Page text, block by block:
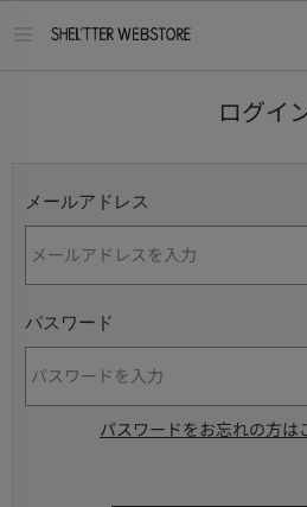
ログイ
メールアドレス
パスワード
パスワードをお忘れの方は